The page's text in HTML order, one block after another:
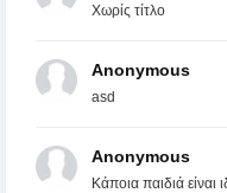
Χωρίς τίτλο
Anonymous
asd
Anonymous
Κάποια παιδιά είναι